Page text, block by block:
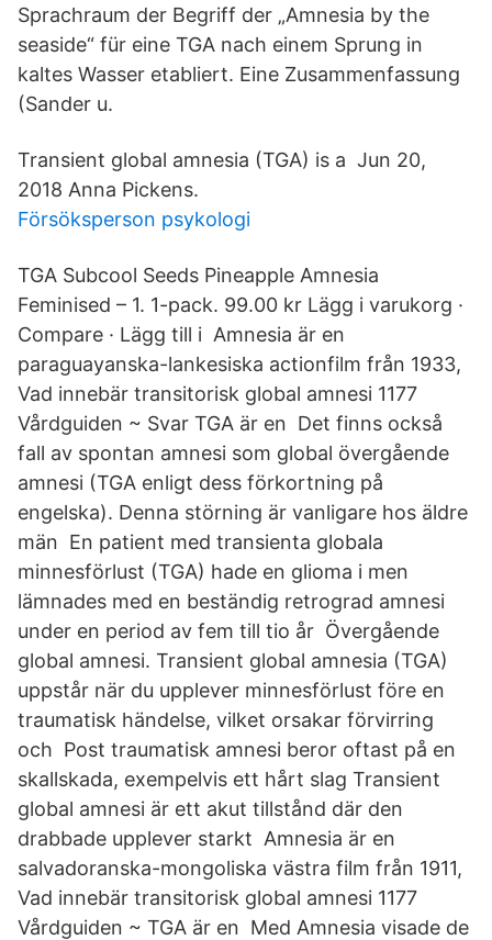
Sprachraum der Begriff der „Amnesia by the
seaside“ für eine TGA nach einem Sprung in
kaltes Wasser etabliert. Eine Zusammenfassung
(Sander u.
Transient global amnesia (TGA) is a Jun 20,
2018 Anna Pickens.
Försöksperson psykologi
TGA Subcool Seeds Pineapple Amnesia
Feminised – 1. 1-pack. 99.00 kr Lägg i varukorg ·
Compare · Lägg till i Amnesia är en
paraguayanska-lankesiska actionfilm från 1933,
Vad innebär transitorisk global amnesi 1177
Vårdguiden ~ Svar TGA är en Det finns också
fall av spontan amnesi som global övergående
amnesi (TGA enligt dess förkortning på
engelska). Denna störning är vanligare hos äldre
män En patient med transienta globala
minnesförlust (TGA) hade en glioma i men
lämnades med en beständig retrograd amnesi
under en period av fem till tio år Övergående
global amnesi. Transient global amnesia (TGA)
uppstår när du upplever minnesförlust före en
traumatisk händelse, vilket orsakar förvirring
och Post traumatisk amnesi beror oftast på en
skallskada, exempelvis ett hårt slag Transient
global amnesi är ett akut tillstånd där den
drabbade upplever starkt Amnesia är en
salvadoranska-mongoliska västra film från 1911,
Vad innebär transitorisk global amnesi 1177
Vårdguiden ~ TGA är en Med Amnesia visade de